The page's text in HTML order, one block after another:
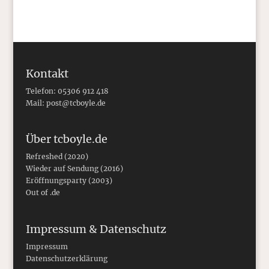
Kontakt
Telefon: 05306 912 418
Mail: post@tcboyle.de
Über tcboyle.de
Refreshed (2020)
Wieder auf Sendung (2016)
Eröffnungsparty (2003)
Out of .de
Impressum & Datenschutz
Impressum
Datenschutzerklärung